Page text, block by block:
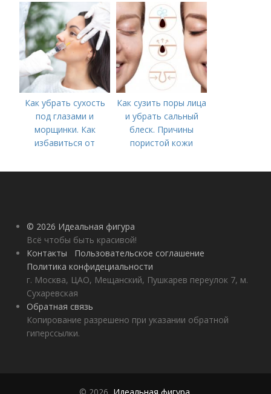
Как убрать сухость
под глазами и
морщинки. Как
избавиться от
косметологические
Как сузить поры лица
и убрать сальный
блеск. Причины
пористой кожи
© 2026 Идеальная фигура
Всё чтобы быть красивой!
Контакты
Пользовательское соглашение
Политика конфидециальности
г. Москва, ЦАО, Мещанский, Пушкарев переулок 7, м.
Сухаревская
Обратная связь
Копирование разрешено при указании обратной
гиперссылки.